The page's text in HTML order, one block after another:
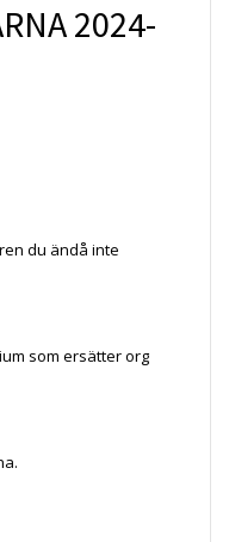
2024-
du ändå inte
som ersätter org